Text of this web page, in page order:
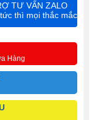
Hàng
TƯ VẤN ZALO
thì mọi thắc mắc